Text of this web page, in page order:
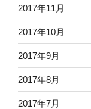
2017年11月
2017年10月
2017年9月
2017年8月
2017年7月